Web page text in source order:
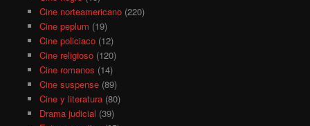
Cine norteamericano(220)
Cine peplum (19)
Cine policiaco(12)
Cine religioso(120)
Cine romanos (14)
Cine suspense(89)
Cine y literatura(80)
Drama judicial (39)